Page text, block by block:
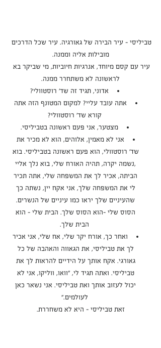
טביליסי - עיר הבירה של גאורגיה. עיר שכל הדרכים
מובילות אליה וממנה.
עיר עם קסם מיוחד, אנרגיות חיוביות, מי שביקר בא
לראשונה לא משתחרר ממנה.
אדוני, תגיד זה שד' רוסטוולי?
אתה עובד עליי? למקום המטונף הזה אתה
קורא שד' רוסטוולי?
מצטער, אני פעם ראשונה בטביליסי.
אני לא מאמין, אלוהים, הוא לא מכיר את
שד' רוסטוולי, הוא פעם ראשונה בטביליסי. בוא
,נשמה יקרה, תהיה האורח שלי, בוא נלך אליי
הביתה, אכיר לך את המשפחה שלי, אתה תכיר
לי את המשפחה שלך, אני אקח יין, נשתה כך
שהעיניים שלך יראו כמו עיניים של הנשרים.
הסוס שלי -הוא הסוס שלך. הבית שלי - הוא
הבית שלך.
ואחר כך, אורח יקר שלי, אח שלי, אני אכיר
לך את טביליסי, את הגאווה והאהבה של כל
גאורגי. אקח אותך על הידיים להראות לך את
טביליסי. ואתה תגיד לי, "וואו, ווליקו, אני לא
יכול לעזוב אותך ואת טביליסי. אני נשאר כאן
לעולמים."
זאת טביליסי - היא לא משחררת.